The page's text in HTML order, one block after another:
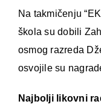
Na takmičenju
škola su dobili
osmog razreda
osvojile su
Najbolji likovni